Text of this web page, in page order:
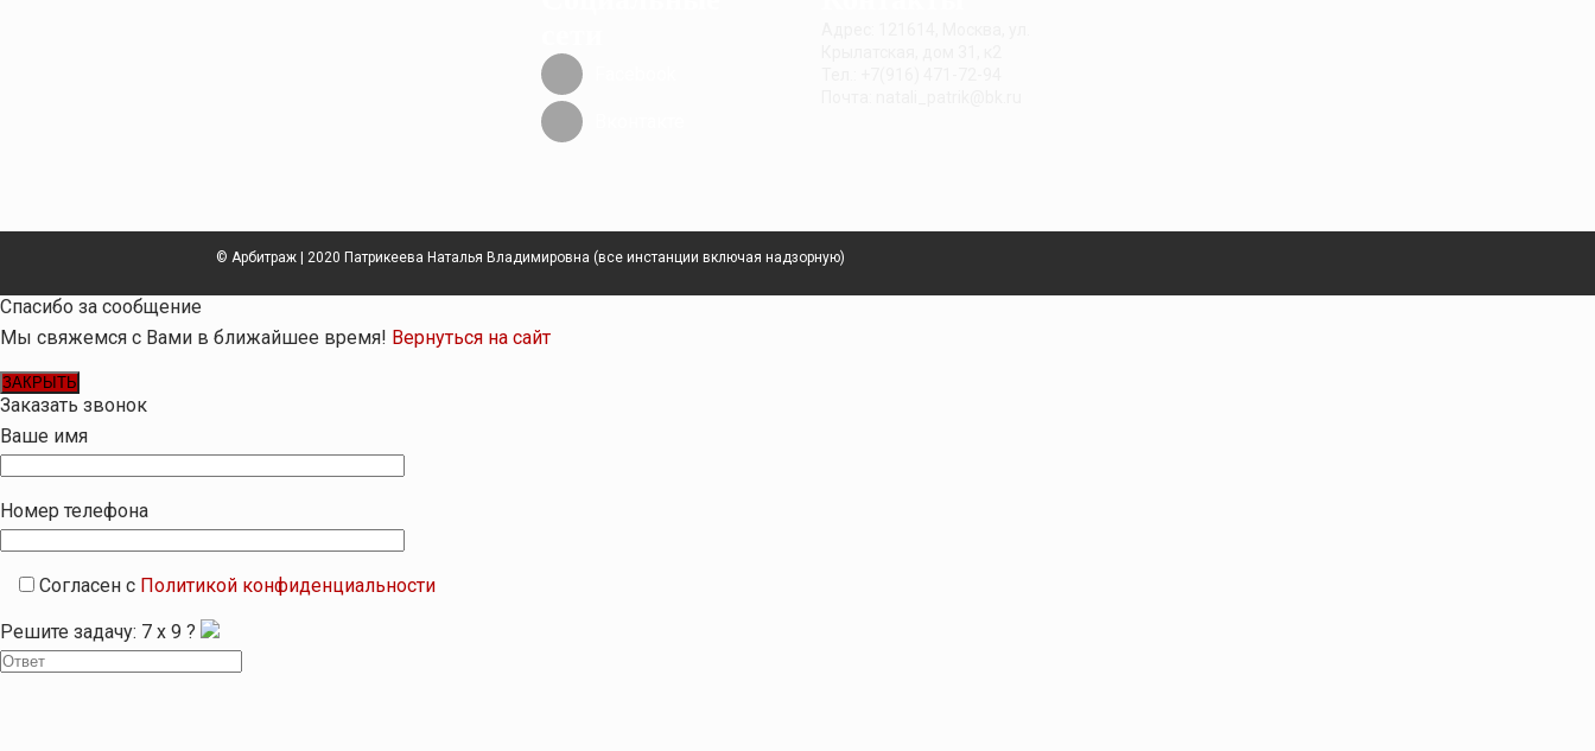
© Арбитраж | 2020 Патрикеева Наталья Владимировна (все инстанции включая надзорную)
Спасибо за сообщение
Мы свяжемся с Вами в ближайшее время! Вернуться на сайт
ЗАКРЫТЬ
Заказать звонок
Ваше имя
Номер телефона
Согласен с Политикой конфиденциальности
Решите задачу: 7 x 9 ?